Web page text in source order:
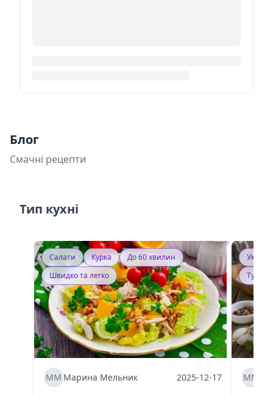
Блог
Смачні рецепти
Тип кухні
Салати Курка
До 60 хвилин
Швидко та легко
ММ Марина Мельник 2025-12-17 ММ